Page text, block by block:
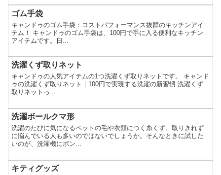
ゴム手袋
キャンドゥのゴム手袋：コストパフォーマンス抜群のキッチンアイ
テム！ キャンドゥのゴム手袋は、100円で手に入る便利なキッチン
アイテムです。日...
洗濯くず取りネット
キャンドゥの人気アイテムの1つ洗濯くず取りネットです。 キャンド
ゥの洗濯くず取りネット｜100円で実現する洗濯の新習慣 洗濯くず
取りネットっ...
洗濯ボールクマ形
洗濯のたびに気になるペットの毛や衣類につく糸くず。取りきれず
に悩んでいる人も多いのではないでしょうか。そんなときに試した
いのが、洗濯機にポン...
キティグッズ